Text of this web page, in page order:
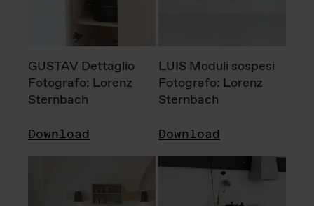
GUSTAV Dettaglio
Fotografo: Lorenz
Sternbach
Download
LUIS Moduli sospesi
Fotografo: Lorenz
Sternbach
Download